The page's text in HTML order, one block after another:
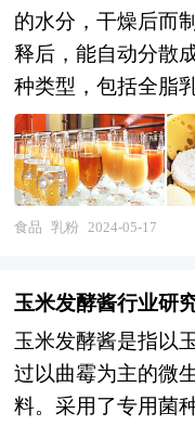
的水分，干燥后而
释后，能自动分散
种类型，包括全脂
方乳粉等，它们分
如，全脂乳粉是用
量高但易氧化，可
粉则是新鲜牛乳除
养强化剂等，制成
养需求。调制乳粉
的营养需要特点，
调整和改善而制成
食品 乳粉 2024-05-17
玉米发酵酱行业研
玉米发酵酱是指以
过以曲霉为主的微
料。采用了专用菌